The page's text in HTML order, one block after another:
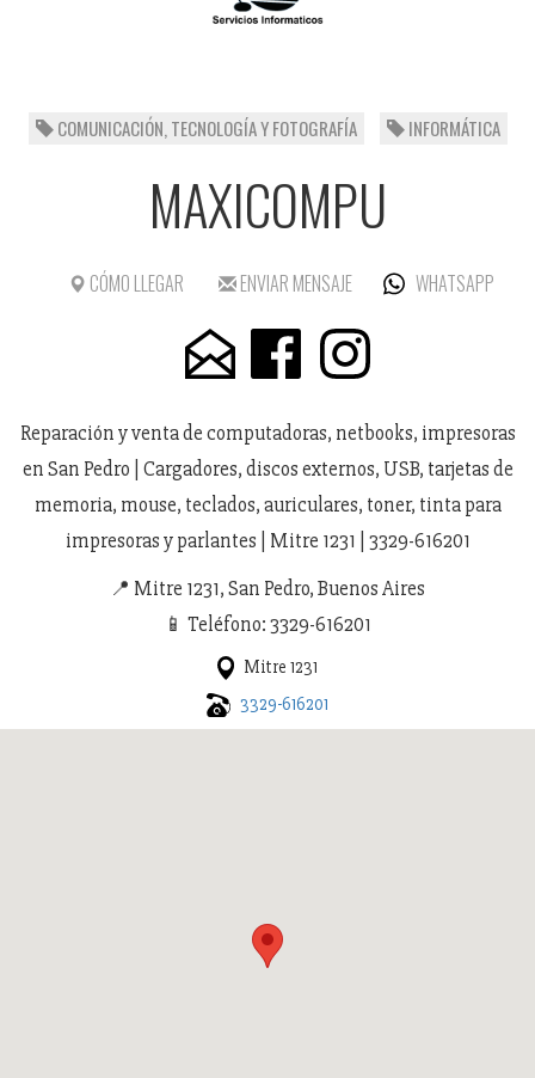
COMUNICACIÓN, TECNOLOGÍA Y FOTOGRAFÍA INFORMÁTICA
MAXICOMPU
CÓMO LLEGAR ENVIAR MENSAJE WHATSAPP
Reparación y venta de computadoras, netbooks, impresoras
en San Pedro | Cargadores, discos externos, USB, tarjetas de
memoria, mouse, teclados, auriculares, toner, tinta para
impresoras y parlantes | Mitre 1231 | 3329-616201
📍 Mitre 1231, San Pedro, Buenos Aires
📱 Teléfono: 3329-616201
Mitre 1231
3329-616201